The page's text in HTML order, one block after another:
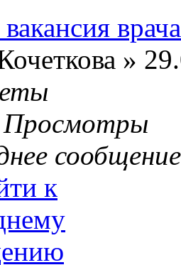
»
Просмотры